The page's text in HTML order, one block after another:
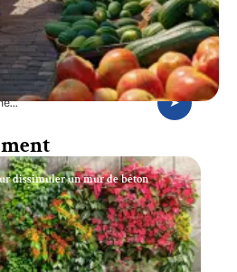
dissimuler un mur de béton